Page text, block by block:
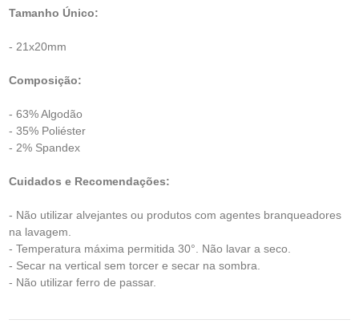
Tamanho Único:
- 21x20mm
Composição:
- 63% Algodão
- 35% Poliéster
- 2% Spandex
Cuidados e Recomendações:
- Não utilizar alvejantes ou produtos com agentes branqueadores
na lavagem.
- Temperatura máxima permitida 30°. Não lavar a seco.
- Secar na vertical sem torcer e secar na sombra.
- Não utilizar ferro de passar.